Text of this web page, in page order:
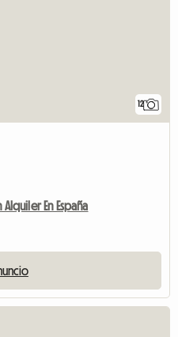
12
Alquiler En España